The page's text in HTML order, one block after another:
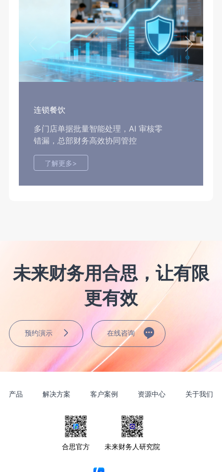
连锁餐饮
多门店单据批量智能处理，AI 审核零
错漏，总部财务高效协同管控
了解更多>
未来财务用合思，让有限
更有效
预约演示 在线咨询
产品 解决方案 客户案例 资源中心 关于我们
合思官方 未来财务人研究院